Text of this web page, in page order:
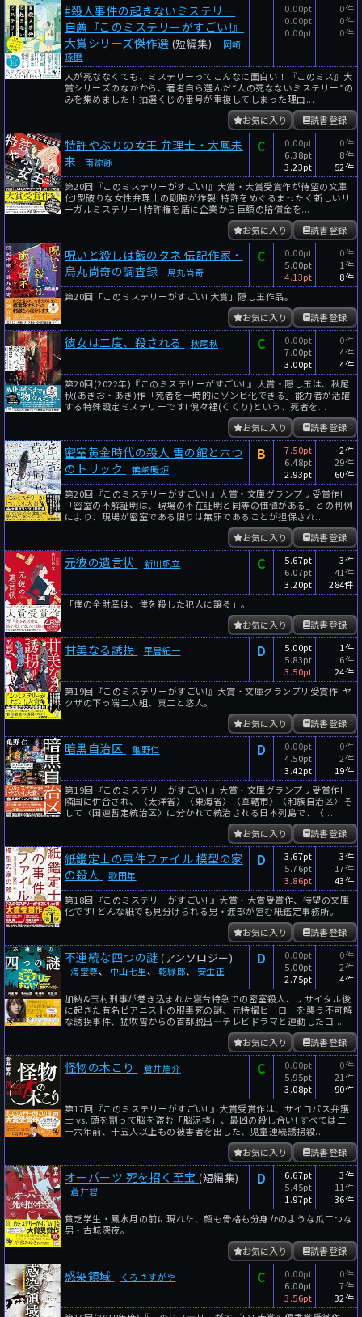
#殺人事件の起きないミステリー
自薦『このミステリーがすごい!』
大賞シリーズ傑作選 (短編集)
岡崎
琢磨
-
0.00pt
0.00pt
0.00pt
0件
0件
0件
人が死ななくても、ミステリーってこんなに面白い！『このミス』大
賞シリーズのなかから、著者自ら選んだ“人の死なないミステリー”の
みを集めました！抽選くじの番号が重複してしまった理由...
読書登録
お気に入り
特許やぶりの女王 弁理士・大鳳未
来
南原詠
C
0.00pt
6.38pt
3.23pt
0件
8件
52件
第20回『このミステリーがすごい!』大賞・大賞受賞作が待望の文庫
化!型破りな女性弁理士の剛腕が炸裂! 特許をめぐるまったく新しいリ
ーガルミステリー! 特許権を盾に企業から巨額の賠償金を...
読書登録
お気に入り
呪いと殺しは飯のタネ 伝記作家・
烏丸尚奇の調査録
烏丸尚奇
C
0.00pt
5.00pt
4.13pt
0件
1件
8件
第20回「このミステリーがすごい! 大賞」隠し玉作品。
読書登録
お気に入り
彼女は二度、殺される 秋尾秋 C
0.00pt
7.00pt
3.00pt
0件
4件
4件
第20回(2022年)『このミステリーがすごい! 』大賞・隠し玉は、秋尾
秋(あきお・あき)作「死者を一時的にゾンビ化できる」能力者が活躍
する特殊設定ミステリーです! 傀々裡(くくり)という、死者を...
読書登録
お気に入り
密室黄金時代の殺人 雪の館と六つ
のトリック
鴨崎暖炉
B
7.50pt
6.48pt
2.93pt
2件
29件
60件
第20回『このミステリーがすごい! 』大賞・文庫グランプリ受賞作!
「密室の不解証明は、現場の不在証明と同等の価値がある」との判例
により、現場が密室である限りは無罪であることが担保され...
読書登録
お気に入り
元彼の遺言状 新川帆立 C
5.67pt
6.07pt
3.20pt
3件
41件
284件
「僕の全財産は、僕を殺した犯人に譲る」。
読書登録
お気に入り
甘美なる誘拐 平居紀一 D
5.00pt
5.83pt
3.50pt
1件
6件
24件
第19回『このミステリーがすごい!』大賞・文庫グランプリ受賞作! ヤ
クザの下っ端二人組、真二と悠人。
読書登録
お気に入り
暗黒自治区 亀野仁 D
0.00pt
4.50pt
3.42pt
0件
2件
19件
第19回『このミステリーがすごい! 』大賞・文庫グランプリ受賞作!
隣国に併合され、〈太洋省〉〈東海省〉〈直轄市〉〈和族自治区〉そ
して〈国連暫定統治区〉に分かれて統治される日本列島で、〈...
読書登録
お気に入り
紙鑑定士の事件ファイル 模型の家
の殺人
歌田年
D
3.67pt
5.76pt
3.86pt
3件
17件
43件
第18回『このミステリーがすごい! 』大賞・大賞受賞作、待望の文庫
化です! どんな紙でも見分けられる男・渡部が営む紙鑑定事務所。
読書登録
お気に入り
不連続な四つの謎 (アンソロジー)
海堂尊、 中山七里、 乾緑郎、 安生正
D
0.00pt
5.00pt
2.75pt
0件
2件
4件
加納&玉村刑事が巻き込まれた寝台特急での密室殺人、リサイタル後
に起きた有名ピアニストの服毒死の謎、元特撮ヒーローを襲う不可解
な誘拐事件、猛吹雪からの首都脱出―テレビドラマと連動したコ...
読書登録
お気に入り
怪物の木こり 倉井眉介 C
0.00pt
5.95pt
3.08pt
0件
21件
90件
第17回『このミステリーがすごい! 』大賞受賞作は、サイコパス弁護
士 vs. 頭を割って脳を盗む「脳泥棒」、最凶の殺し合い! すべては二
十六年前、十五人以上もの被害者を出した、児童連続誘拐殺...
読書登録
お気に入り
オーパーツ 死を招く至宝 (短編集)
蒼井碧
D
6.67pt
5.45pt
1.97pt
3件
11件
36件
貧乏学生・鳳水月の前に現れた、顔も骨格も分身かのような瓜二つな
男・古城深夜。
読書登録
お気に入り
感染領域 くろきすがや C
0.00pt
6.00pt
3.56pt
0件
7件
32件